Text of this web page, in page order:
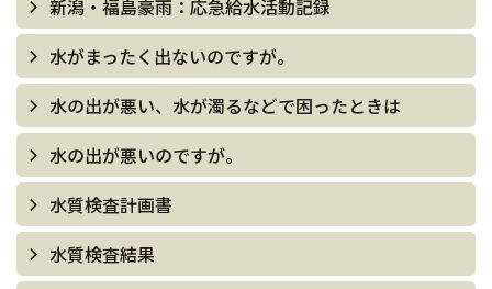
新潟・福島豪雨：応急給水活動記録
水がまったく出ないのですが。
水の出が悪い、水が濁るなどで困ったときは
水の出が悪いのですが。
水質検査計画書
水質検査結果